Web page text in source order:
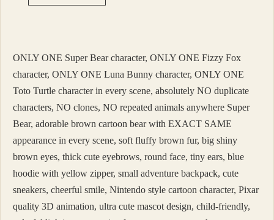
Burun
ONLY ONE Super Bear character, ONLY ONE Fizzy Fox
character, ONLY ONE Luna Bunny character, ONLY ONE
Toto Turtle character in every scene, absolutely NO duplicate
characters, NO clones, NO repeated animals anywhere Super
Bear, adorable brown cartoon bear with EXACT SAME
appearance in every scene, soft fluffy brown fur, big shiny
brown eyes, thick cute eyebrows, round face, tiny ears, blue
hoodie with yellow zipper, small adventure backpack, cute
sneakers, cheerful smile, Nintendo style cartoon character, Pixar
quality 3D animation, ultra cute mascot design, child-friendly,